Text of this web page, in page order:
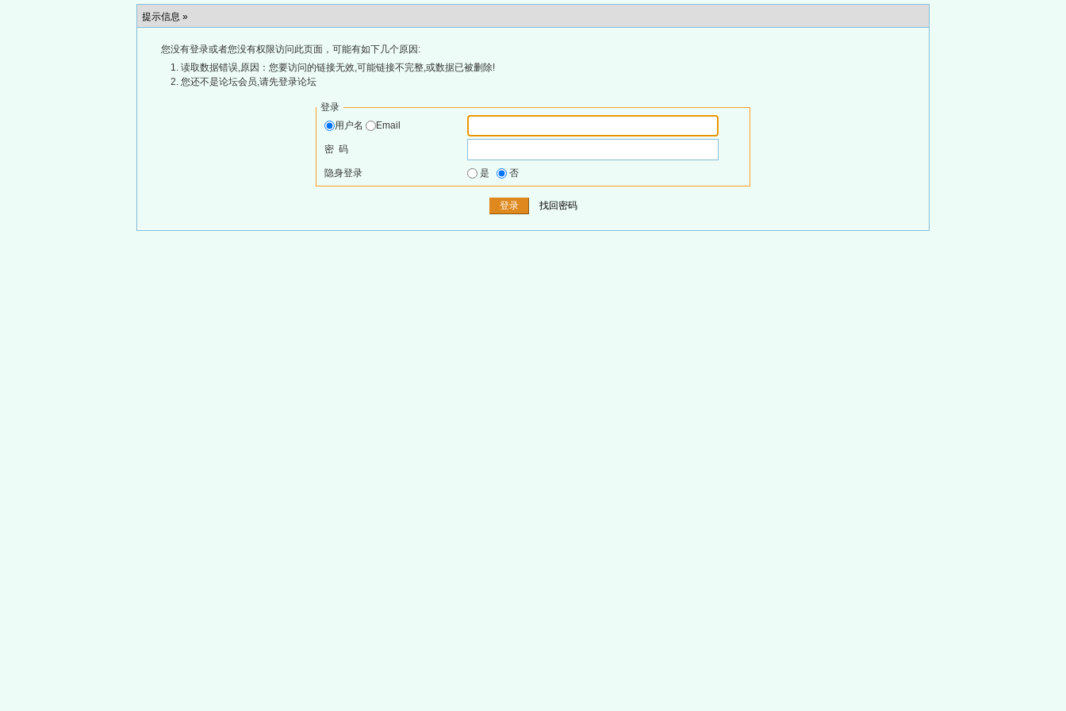
提示信息 »
您没有登录或者您没有权限访问此页面，可能有如下几个原因:
读取数据错误,原因：您要访问的链接无效,可能链接不完整,或数据已被删除!
您还不是论坛会员,请先登录论坛
登录
用户名
Email
密 码
隐身登录 是 否
找回密码